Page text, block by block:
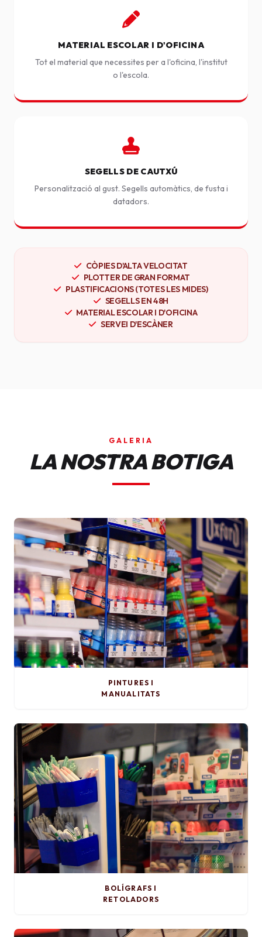
MATERIAL ESCOLAR I D'OFICINA
Tot el material que necessites per a l'oficina, l'institut
o l'escola.
SEGELLS DE CAUTXÚ
Personalització al gust. Segells automàtics, de fusta i
datadors.
CÒPIES D'ALTA VELOCITAT
PLOTTER DE GRAN FORMAT
PLASTIFICACIONS (TOTES LES MIDES)
SEGELLS EN 48H
MATERIAL ESCOLAR I D'OFICINA
SERVEI D'ESCÀNER
GALERIA
LA NOSTRA BOTIGA
PINTURES I
MANUALITATS
BOLÍGRAFS I
RETOLADORS